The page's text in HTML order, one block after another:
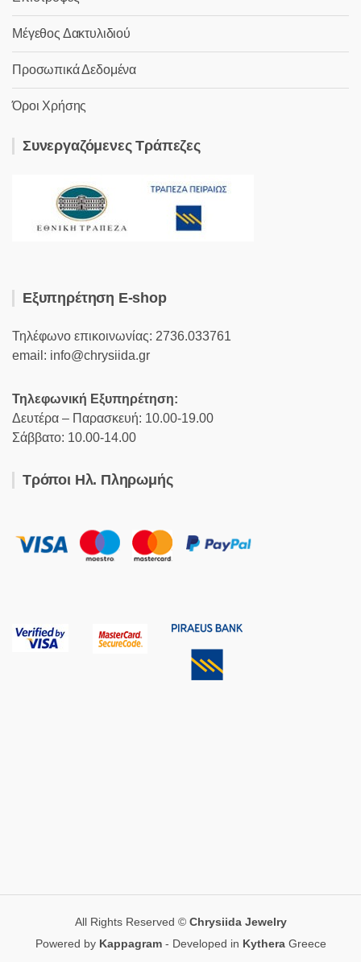
Μέγεθος Δακτυλιδιού
Προσωπικά Δεδομένα
Όροι Χρήσης
Συνεργαζόμενες Τράπεζες
Εξυπηρέτηση E-shop
Τηλέφωνο επικοινωνίας: 2736.033761
email: info@chrysiida.gr
Τηλεφωνική Εξυπηρέτηση:
Δευτέρα – Παρασκευή: 10.00-19.00
Σάββατο: 10.00-14.00
Τρόποι Ηλ. Πληρωμής
All Rights Reserved © Chrysiida Jewelry
Powered by Kappagram- Developed in KytheraGreece